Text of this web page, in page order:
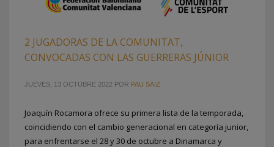
2 JUGADORAS DE LA COMUNITAT,
CONVOCADAS CON LAS GUERRERAS JÚNIOR
JUEVES, 13 OCTUBRE 2022 POR PAU SAIZ
Joaquín Rocamora ofrece su primera lista de la temporada,
coincidiendo con el cambio generacional en categoría junior,
para enfrentarse el 28 y 30 de octubre a Dinamarca y